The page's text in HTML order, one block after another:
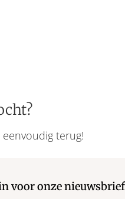
terug!
voor onze nieuwsbrief